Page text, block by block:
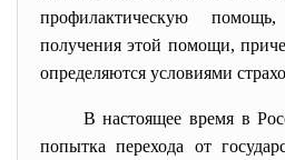
профилактическую
получения этой помощи,
определяются условиями
В настоящее время в
попытка перехода от